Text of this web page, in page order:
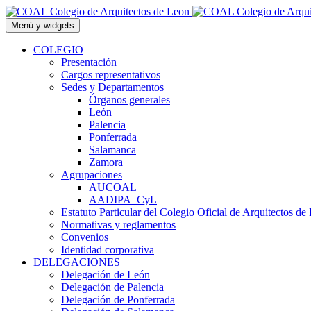
Saltar
al
contenido
Menú y widgets
COLEGIO
Presentación
Cargos representativos
Sedes y Departamentos
Órganos generales
León
Palencia
Ponferrada
Salamanca
Zamora
Agrupaciones
AUCOAL
AADIPA_CyL
Estatuto Particular del Colegio Oficial de Arquitectos de
Normativas y reglamentos
Convenios
Identidad corporativa
DELEGACIONES
Delegación de León
Delegación de Palencia
Delegación de Ponferrada